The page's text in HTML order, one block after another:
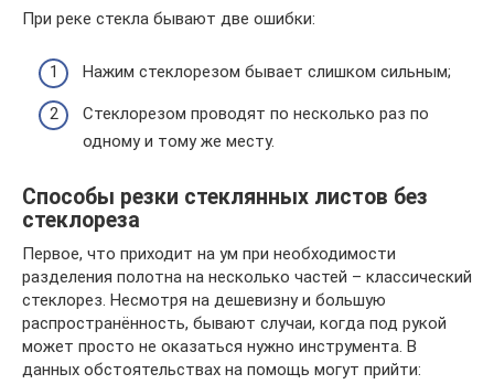
При реке стекла бывают две ошибки:
Нажим стеклорезом бывает слишком сильным;
Стеклорезом проводят по несколько раз по
одному и тому же месту.
Способы резки стеклянных листов без
стеклореза
Первое, что приходит на ум при необходимости
разделения полотна на несколько частей – классический
стеклорез. Несмотря на дешевизну и большую
распространённость, бывают случаи, когда под рукой
может просто не оказаться нужно инструмента. В
данных обстоятельствах на помощь могут прийти: